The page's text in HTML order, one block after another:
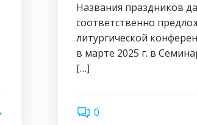
Названия праздников
соответственно
литургической
в марте 2025 г. в
[…]
0